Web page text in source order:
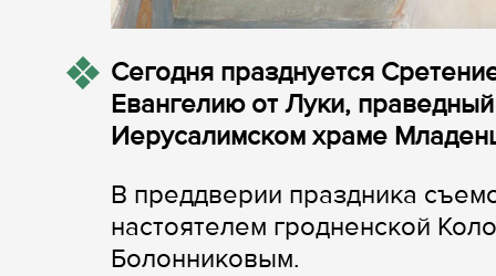
Сегодня празднуется
Евангелию от Луки,
Иерусалимском храме
В преддверии праздника
настоятелем гродненской
Болонниковым.